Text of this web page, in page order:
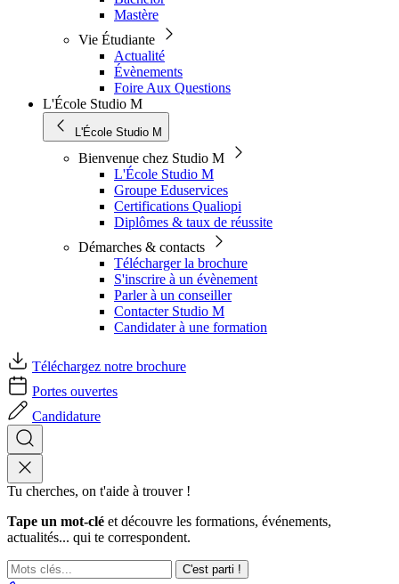
Mastère
Vie Étudiante
Actualité
Évènements
Foire Aux Questions
L'École Studio M
L'École Studio M
Bienvenue chez Studio M
L'École Studio M
Groupe Eduservices
Certifications Qualiopi
Diplômes & taux de réussite
Démarches & contacts
Télécharger la brochure
S'inscrire à un évènement
Parler à un conseiller
Contacter Studio M
Candidater à une formation
Téléchargez notre brochure
Portes ouvertes
Candidature
Tu cherches, on t'aide à trouver !
Tape un mot-clé et découvre les formations, événements,
actualités... qui te correspondent.
C'est parti !